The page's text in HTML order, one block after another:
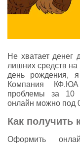
Не хватает денег
лишних средств на
день рождения,
Компания
проблемы за 10
онлайн можно под
Как получить
Оформить